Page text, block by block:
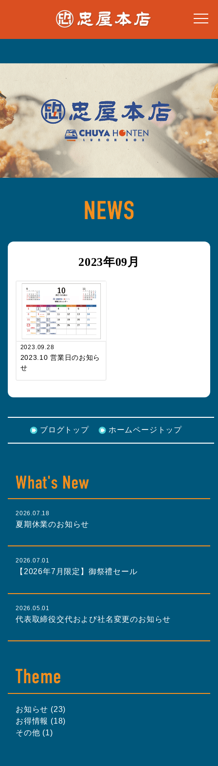
2023年09月
2023.09.28
2023.10 営業日のお知ら
せ
ブログトップ ホームページトップ
2026.07.18
夏期休業のお知らせ
2026.07.01
【2026年7月限定】御祭禮セール
2026.05.01
代表取締役交代および社名変更のお知らせ
お知らせ (23)
お得情報 (18)
その他 (1)